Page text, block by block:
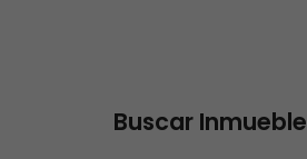
Buscar Inmueble